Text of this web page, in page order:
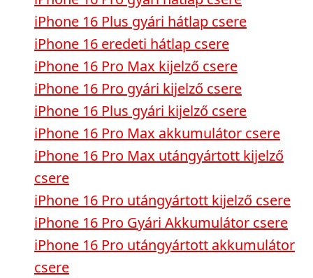
iPhone 16 Plus gyári hátlap csere
iPhone 16 eredeti hátlap csere
iPhone 16 Pro Max kijelző csere
iPhone 16 Pro gyári kijelző csere
iPhone 16 Plus gyári kijelző csere
iPhone 16 Pro Max akkumulátor csere
iPhone 16 Pro Max utángyártott kijelző
csere
iPhone 16 Pro utángyártott kijelző csere
iPhone 16 Pro Gyári Akkumulátor csere
iPhone 16 Pro utángyártott akkumulátor
csere